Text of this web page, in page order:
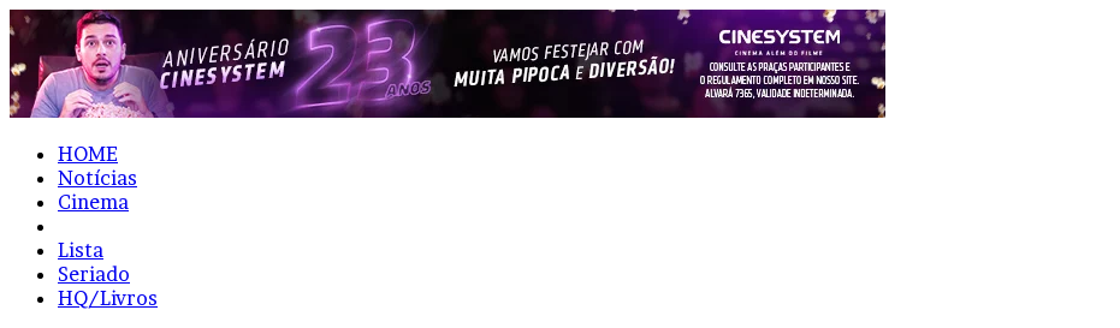
HOME
Notícias
Cinema
Lista
Seriado
HQ/Livros